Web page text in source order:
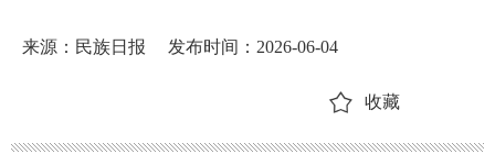
来源：民族日报 发布时间：2026-06-04
收藏